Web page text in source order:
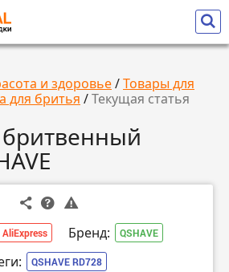
и здоровье/Товары для
для бритья /Текущая статья
AliExpress Бренд: QSHAVE
QSHAVE RD728